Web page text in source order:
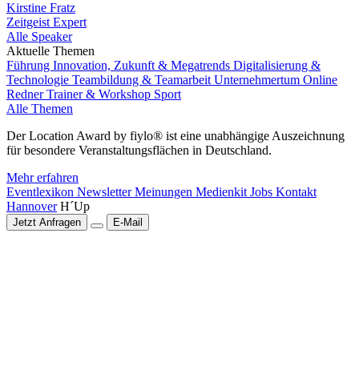
Kirstine Fratz
Zeitgeist Expert
Alle Speaker
Aktuelle Themen
Führung Innovation, Zukunft & Megatrends Digitalisierung &
Technologie Teambildung & Teamarbeit Unternehmertum Online
RednerTrainer & Workshop Sport
Alle Themen
Der Location Award by fiylo® ist eine unabhängige Auszeichnung
für besondere Veranstaltungsflächen in Deutschland.
Mehr erfahren
Eventlexikon NewsletterMeinungen Medienkit Jobs Kontakt
Hannover H´Up
Jetzt Anfragen E-Mail